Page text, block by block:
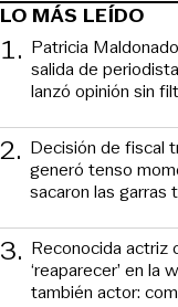
LO MÁS LEÍDO
1. Patricia
salida de
lanzó opinión sin
2. Decisión de fiscal
generó tenso
sacaron las garras
3. Reconocida actriz
‘reaparecer’ en la
también actor: